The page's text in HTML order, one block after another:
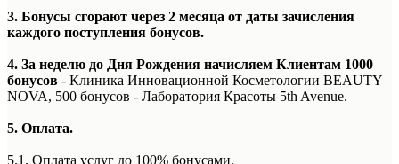
3. Бонусы сгорают через 2 месяца от даты зачисления
каждого поступления бонусов.
4. За неделю до Дня Рождения начисляем Клиентам 1000
бонусов - Клиника Инновационной Косметологии BEAUTY
NOVA, 500 бонусов - Лаборатория Красоты 5th Avenue.
5. Оплата.
5.1. Оплата услуг до 100% бонусами.